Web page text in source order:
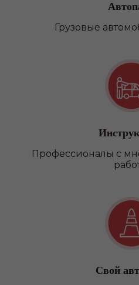
Грузовые
Профессионалы с
Свой